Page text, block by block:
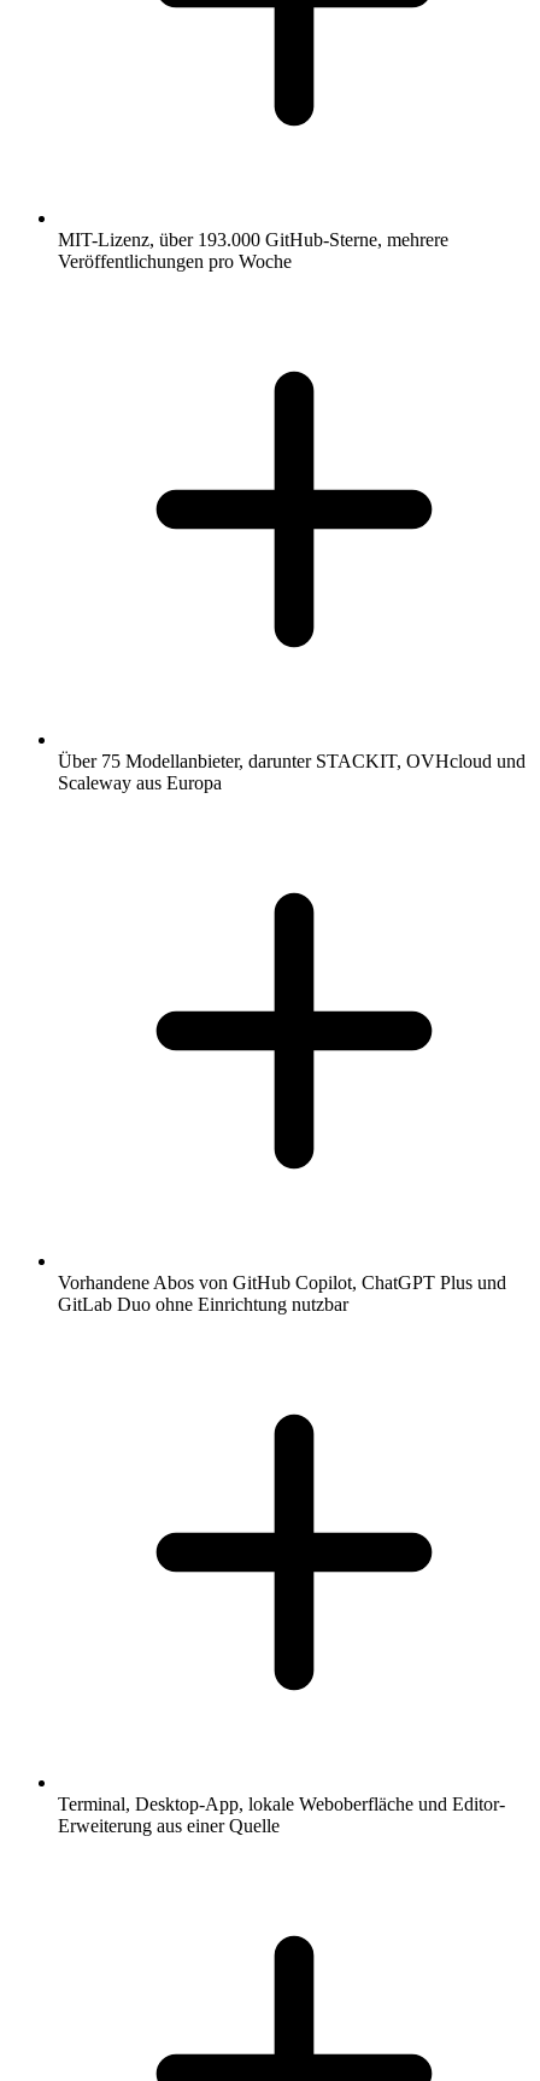
MIT-Lizenz, über 193.000 GitHub-Sterne, mehrere
Veröffentlichungen pro Woche
Über 75 Modellanbieter, darunter STACKIT, OVHcloud und
Scaleway aus Europa
Vorhandene Abos von GitHub Copilot, ChatGPT Plus und
GitLab Duo ohne Einrichtung nutzbar
Terminal, Desktop-App, lokale Weboberfläche und Editor-
Erweiterung aus einer Quelle